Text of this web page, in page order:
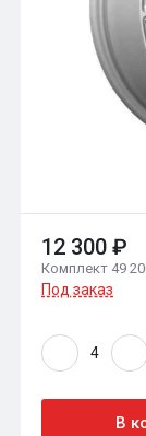
12 300 ₽
Комплект 49
Под заказ
В